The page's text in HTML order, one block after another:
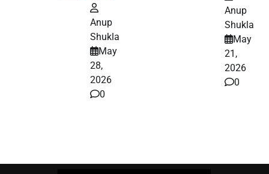
पर हुईं वायरल
Anup
Shukla
May
28,
2026
0
Anup
Shukla
May
21,
2026
0